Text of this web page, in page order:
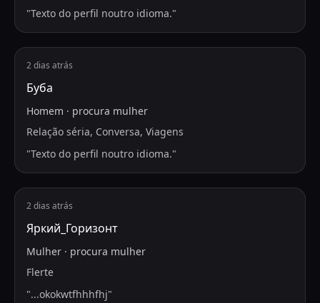
"Texto do perfil noutro idioma."
2 dias atrás
Буба
Homem · procura mulher
Relação séria, Conversa, Viagens
"Texto do perfil noutro idioma."
2 dias atrás
Яркий_Горизонт
Mulher · procura mulher
Flerte
"...okokwtfhhhfhj"